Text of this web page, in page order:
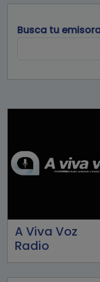
Busca tu
A Viva Voz
Radio